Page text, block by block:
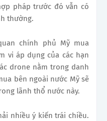
pháp trước đó vẫn có
thường.
chính phủ Mỹ mua
vi áp dụng của các hạn
drone nằm trong danh
bên ngoài nước Mỹ sẽ
lãnh thổ nước này.
nhiều ý kiến trái chiều.